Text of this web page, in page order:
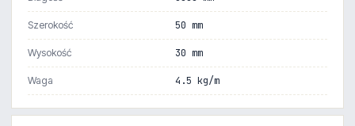
Szerokość 50 mm
Wysokość 30 mm
Waga 4.5 kg/m